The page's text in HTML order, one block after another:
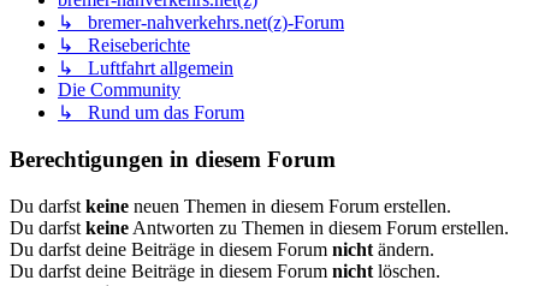
↳ bremer-nahverkehrs.net(z)-Forum
↳ Reiseberichte
↳ Luftfahrt allgemein
Die Community
↳ Rund um das Forum
Berechtigungen in diesem Forum
Du darfst keine neuen Themen in diesem Forum erstellen.
Du darfst keine Antworten zu Themen in diesem Forum erstellen.
Du darfst deine Beiträge in diesem Forum nicht ändern.
Du darfst deine Beiträge in diesem Forum nicht löschen.